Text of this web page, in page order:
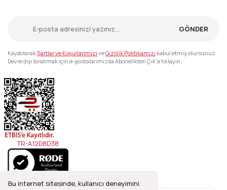
Bu internet sitesinde, kullanıcı deneyimini
GÖNDER
KaydolarakŞartlar ve Koşullarımızı veGizlilik Politikamızı kabul etmiş olursunuz.
Devre dışı bırakmak için e-postalarımızda Abonelikten Çık'a tıklayın.
TR-A12D8D38